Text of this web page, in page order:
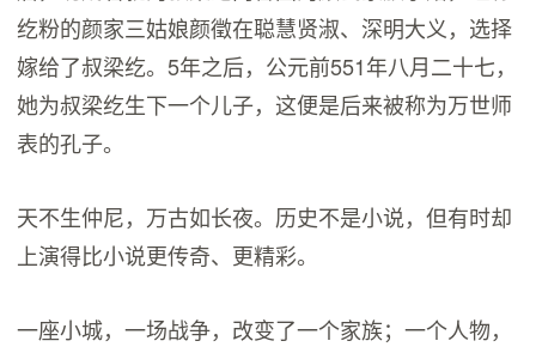
纥粉的颜家三姑娘颜徵在聪慧贤淑、深明大义，选择
嫁给了叔梁纥。5年之后，公元前551年八月二十七，
她为叔梁纥生下一个儿子，这便是后来被称为万世师
表的孔子。
天不生仲尼，万古如长夜。历史不是小说，但有时却
上演得比小说更传奇、更精彩。
一座小城，一场战争，改变了一个家族；一个人物，